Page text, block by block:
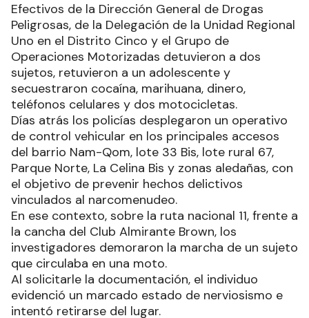
Efectivos de la Dirección General de Drogas
Peligrosas, de la Delegación de la Unidad Regional
Uno en el Distrito Cinco y el Grupo de
Operaciones Motorizadas detuvieron a dos
sujetos, retuvieron a un adolescente y
secuestraron cocaína, marihuana, dinero,
teléfonos celulares y dos motocicletas.
Días atrás los policías desplegaron un operativo
de control vehicular en los principales accesos
del barrio Nam-Qom, lote 33 Bis, lote rural 67,
Parque Norte, La Celina Bis y zonas aledañas, con
el objetivo de prevenir hechos delictivos
vinculados al narcomenudeo.
En ese contexto, sobre la ruta nacional 11, frente a
la cancha del Club Almirante Brown, los
investigadores demoraron la marcha de un sujeto
que circulaba en una moto.
Al solicitarle la documentación, el individuo
evidenció un marcado estado de nerviosismo e
intentó retirarse del lugar.